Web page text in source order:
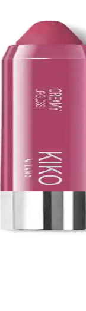
özleriyle ağız
Doğal ve
Ciltler İçin
geliştirilmiş,
organik saç
ve Etkili Cilt